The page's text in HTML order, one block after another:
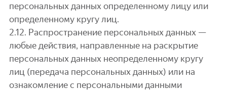
персональных данных определенному лицу или
определенному кругу лиц.
2.12. Распространение персональных данных —
любые действия, направленные на раскрытие
персональных данных неопределенному кругу
лиц (передача персональных данных) или на
ознакомление с персональными данными